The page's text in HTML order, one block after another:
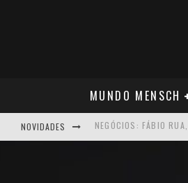
MUNDO MENSCH
NOVIDADES ARTE: GALERIA